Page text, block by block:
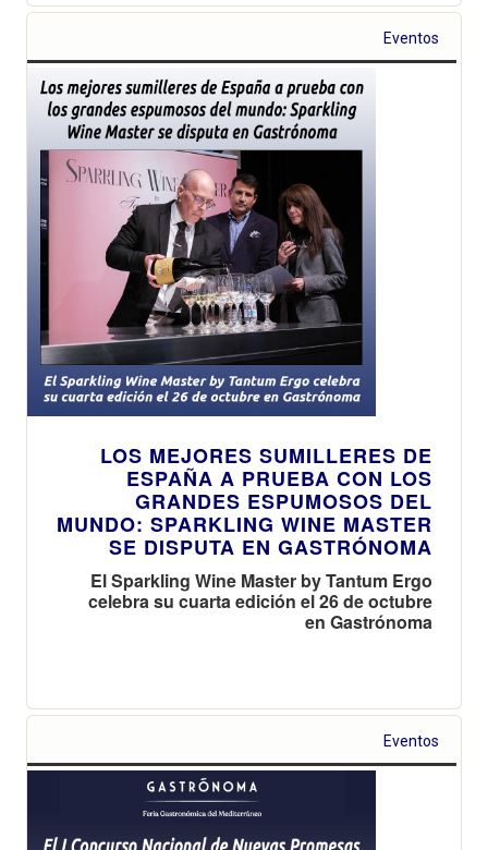
Eventos
LOS MEJORES SUMILLERES DE
ESPAÑA A PRUEBA CON LOS
GRANDES ESPUMOSOS DEL
MUNDO: SPARKLING WINE MASTER
SE DISPUTA EN GASTRÓNOMA
El Sparkling Wine Master by Tantum Ergo
celebra su cuarta edición el 26 de octubre
en Gastrónoma
Eventos